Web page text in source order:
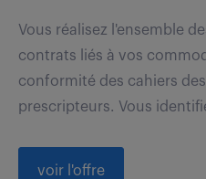
Vous réalisez l'ensemble
contrats liés à vos
conformité des cahiers
prescripteurs. Vous
voir l'offre